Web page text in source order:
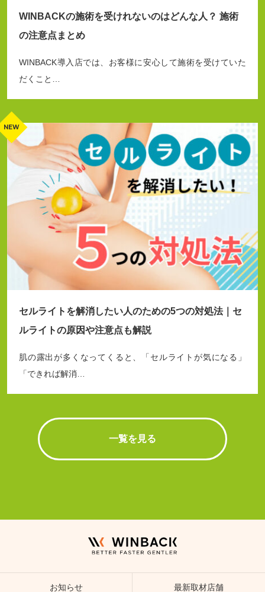
WINBACKの施術を受けれないのはどんな人？ 施術
の注意点まとめ
WINBACK導入店では、お客様に安心して施術を受けていた
だくこと…
セルライトを解消したい人のための5つの対処法｜セ
ルライトの原因や注意点も解説
肌の露出が多くなってくると、「セルライトが気になる」
「できれば解消…
一覧を見る
お知らせ 最新取材店舗